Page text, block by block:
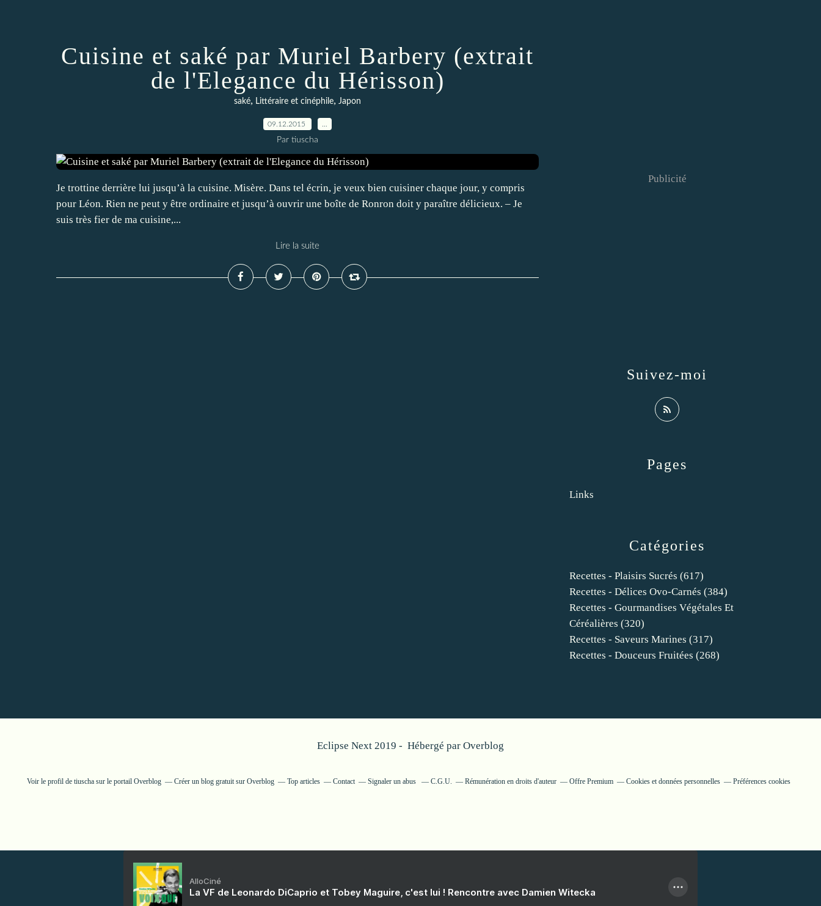
Cuisine et saké par Muriel Barbery (extrait
de l'Elegance du Hérisson)
saké, Littéraire et cinéphile, Japon
09.12.2015
Par tiuscha
Je trottine derrière lui jusqu’à la cuisine. Misère. Dans tel écrin, je veux bien cuisiner chaque jour, y compris
pour Léon. Rien ne peut y être ordinaire et jusqu’à ouvrir une boîte de Ronron doit y paraître délicieux. – Je
suis très fier de ma cuisine,...
Lire la suite
Catégories
Recettes - Plaisirs Sucrés (617)
Recettes - Délices Ovo-Carnés (384)
Recettes - Gourmandises Végétales Et
Céréalières (320)
Recettes - Saveurs Marines (317)
Recettes - Douceurs Fruitées (268)
Pages
Links
Suivez-moi
Publicité
Eclipse Next 2019 - Hébergé par Overblog
Voir le profil de tiuscha sur le portail Overblog Créer un blog gratuit sur Overblog Top articles Contact Signaler un abus C.G.U. Rémunération en droits d'auteur Offre Premium Cookies et données personnelles Préférences cookies
AlloCiné
La VF de Leonardo DiCaprio et Tobey Maguire, c'est lui ! Rencontre avec Damien Witecka